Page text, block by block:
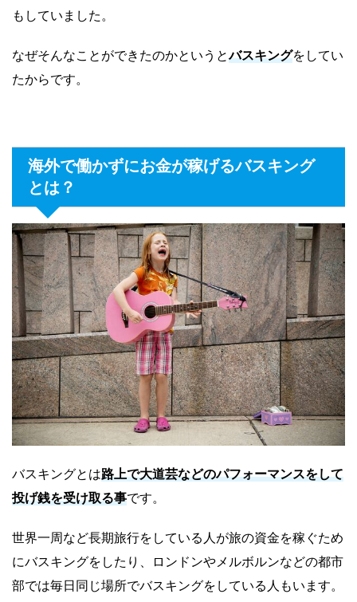
もしていました。
なぜそんなことができたのかというとバスキングをしてい
たからです。
海外で働かずにお金が稼げるバスキング
とは？
バスキングとは路上で大道芸などのパフォーマンスをして
投げ銭を受け取る事です。
世界一周など長期旅行をしている人が旅の資金を稼ぐため
にバスキングをしたり、ロンドンやメルボルンなどの都市
部では毎日同じ場所でバスキングをしている人もいます。